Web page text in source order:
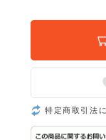
特定商取引法